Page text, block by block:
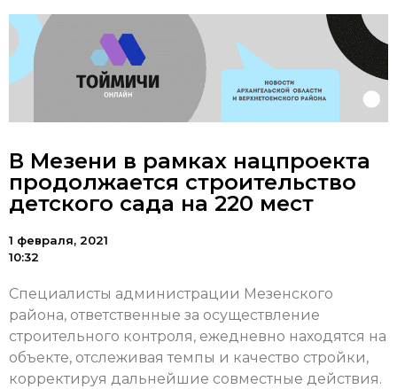
В Мезени в рамках нацпроекта
продолжается строительство
детского сада на 220 мест
1 февраля, 2021
10:32
Специалисты администрации Мезенского
района, ответственные за осуществление
строительного контроля, ежедневно находятся на
объекте, отслеживая темпы и качество стройки,
корректируя дальнейшие совместные действия.